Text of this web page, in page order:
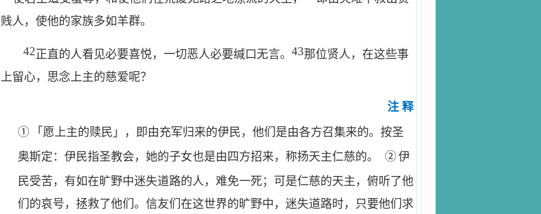
贱人，使他的家族多如羊群。
42正直的人看见必要喜悦，一切恶人必要缄口无言。 43那位贤人，在这些事
上留心，思念上主的慈爱呢？
注 释
①
「愿上主的赎民」，即由充军归来的伊民，他们是由各方召集来的。按圣
奥斯定：伊民指圣教会，她的子女也是由四方招来，称扬天主仁慈的。
②伊
民受苦，有如在旷野中迷失道路的人，难免一死；可是仁慈的天主，俯听了他
们的哀号，拯救了他们。信友们在这世界的旷野中，迷失道路时，只要他们求